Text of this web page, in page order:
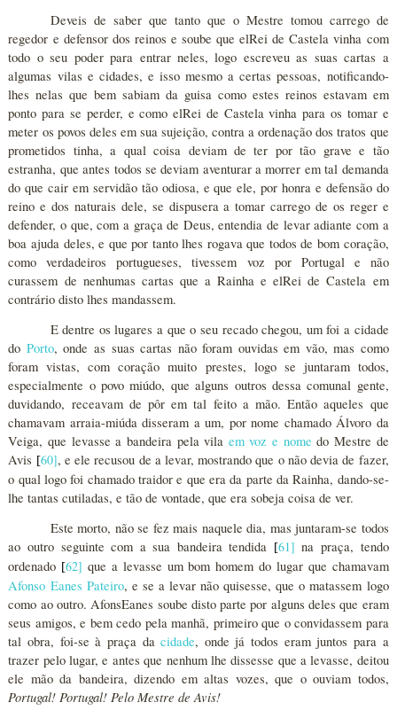
Deveis de saber que tanto que o Mestre tomou carrego de
regedor e defensor dos reinos e soube que elRei de Castela vinha com
todo o seu poder para entrar neles, logo escreveu as suas cartas a
algumas vilas e cidades, e isso mesmo a certas pessoas, notificando-
lhes nelas que bem sabiam da guisa como estes reinos estavam em
ponto para se perder, e como elRei de Castela vinha para os tomar e
meter os povos deles em sua sujeição, contra a ordenação dos tratos que
prometidos tinha, a qual coisa deviam de ter por tão grave e tão
estranha, que antes todos se deviam aventurar a morrer em tal demanda
do que cair em servidão tão odiosa, e que ele, por honra e defensão do
reino e dos naturais dele, se dispusera a tomar carrego de os reger e
defender, o que, com a graça de Deus, entendia de levar adiante com a
boa ajuda deles, e que por tanto lhes rogava que todos de bom coração,
como verdadeiros portugueses, tivessem voz por Portugal e não
curassem de nenhumas cartas que a Rainha e elRei de Castela em
contrário disto lhes mandassem.
E dentre os lugares a que o seu recado chegou, um foi a cidade
do Porto, onde as suas cartas não foram ouvidas em vão, mas como
foram vistas, com coração muito prestes, logo se juntaram todos,
especialmente o povo miúdo, que alguns outros dessa comunal gente,
duvidando, receavam de pôr em tal feito a mão. Então aqueles que
chamavam arraia-miúda disseram a um, por nome chamado Álvoro da
Veiga, que levasse a bandeira pela vila em voz e nome do Mestre de
Avis [60], e ele recusou de a levar, mostrando que o não devia de fazer,
o qual logo foi chamado traidor e que era da parte da Rainha, dando-se-
lhe tantas cutiladas, e tão de vontade, que era sobeja coisa de ver.
Este morto, não se fez mais naquele dia, mas juntaram-se todos
ao outro seguinte com a sua bandeira tendida [61] na praça, tendo
ordenado [62] que a levasse um bom homem do lugar que chamavam
Afonso Eanes Pateiro, e se a levar não quisesse, que o matassem logo
como ao outro. AfonsEanes soube disto parte por alguns deles que eram
seus amigos, e bem cedo pela manhã, primeiro que o convidassem para
tal obra, foi-se à praça dacidade, onde já todos eram juntos para a
trazer pelo lugar, e antes que nenhum lhe dissesse que a levasse, deitou
ele mão da bandeira, dizendo em altas vozes, que o ouviam todos,
Portugal! Portugal! Pelo Mestre de Avis!